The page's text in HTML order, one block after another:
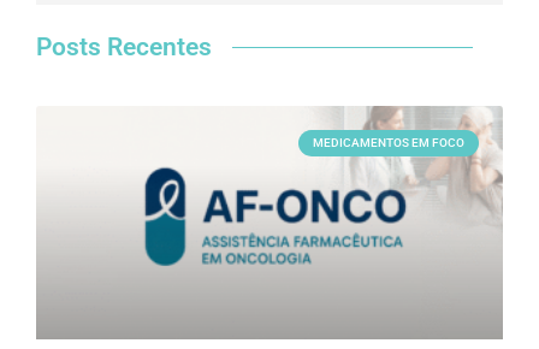
Posts Recentes
MEDICAMENTOS EM FOCO